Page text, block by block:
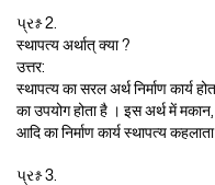
પ્રશ્ન 2.
स्थापत्य अर्थात् क्या ?
उत्तर:
स्थापत्य का सरल अर्थ निर्माण कार्य
का उपयोग होता है । इस अर्थ में मकान,
आदि का निर्माण कार्य स्थापत्य
પ્રશ્ન 3.